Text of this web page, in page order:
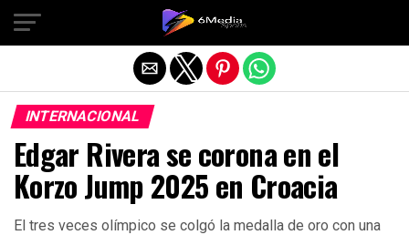
INTERNACIONAL
Edgar Rivera se corona en el
Korzo Jump 2025 en Croacia
El tres veces olímpico se colgó la medalla de oro con una
Salir de la versión móvil